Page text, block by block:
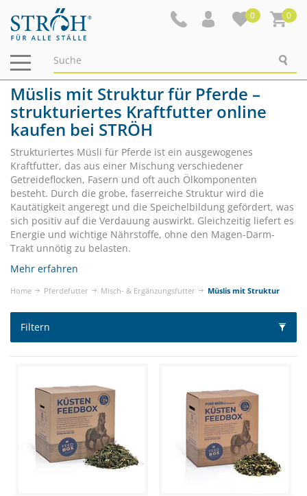
0 0
Navigation
ein-/ausblenden
Müslis mit Struktur für Pferde –
strukturiertes Kraftfutter online
kaufen bei STRÖH
Strukturiertes Müsli für Pferde ist ein ausgewogenes
Kraftfutter, das aus einer Mischung verschiedener
Getreideflocken, Fasern und oft auch Ölkomponenten
besteht. Durch die grobe, faserreiche Struktur wird die
Kautätigkeit angeregt und die Speichelbildung gefördert, was
sich positiv auf die Verdauung auswirkt. Gleichzeitig liefert es
Energie und wichtige Nährstoffe, ohne den Magen-Darm-
Trakt unnötig zu belasten.
Mehr erfahren
Home Pferdefutter Misch- & Ergänzungsfutter Müslis mit Struktur
Filtern